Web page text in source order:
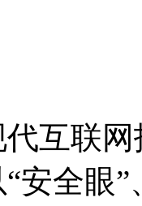
互联
安全眼